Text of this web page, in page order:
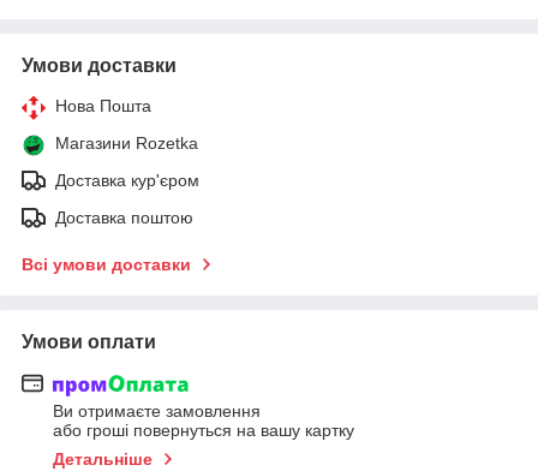
Умови доставки
Нова Пошта
Магазини Rozetka
Доставка кур'єром
Доставка поштою
Всі умови доставки
Умови оплати
Ви отримаєте замовлення
або гроші повернуться на вашу картку
Детальніше